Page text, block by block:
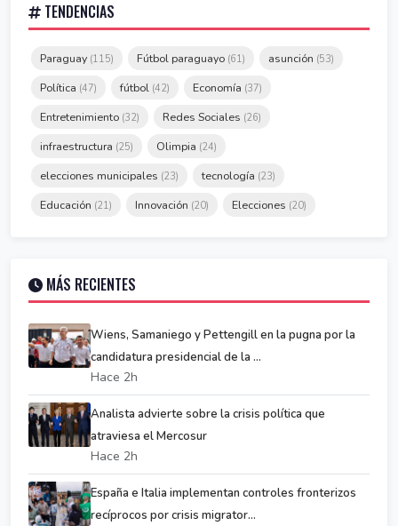
TENDENCIAS
Paraguay (115) Fútbol paraguayo (61) asunción (53)
Política (47) fútbol (42) Economía (37)
Entretenimiento (32) Redes Sociales (26)
infraestructura (25) Olimpia (24)
elecciones municipales (23) tecnología (23)
Educación (21) Innovación (20) Elecciones (20)
MÁS RECIENTES
Wiens, Samaniego y Pettengill en la pugna por la
candidatura presidencial de la ...
Hace 2h
Analista advierte sobre la crisis política que
atraviesa el Mercosur
Hace 2h
España e Italia implementan controles fronterizos
recíprocos por crisis migrator...